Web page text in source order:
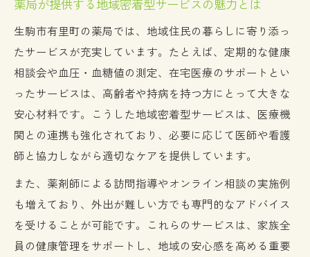
薬局が提供する地域密着型サービスの魅力とは
生駒市有里町の薬局では、地域住民の暮らしに寄り添っ
たサービスが充実しています。たとえば、定期的な健康
相談会や血圧・血糖値の測定、在宅医療のサポートとい
ったサービスは、高齢者や持病を持つ方にとって大きな
安心材料です。こうした地域密着型サービスは、医療機
関との連携も強化されており、必要に応じて医師や看護
師と協力しながら適切なケアを提供しています。
また、薬剤師による訪問指導やオンライン相談の実施例
も増えており、外出が難しい方でも専門的なアドバイス
を受けることが可能です。これらのサービスは、家族全
員の健康管理をサポートし、地域の安心感を高める重要